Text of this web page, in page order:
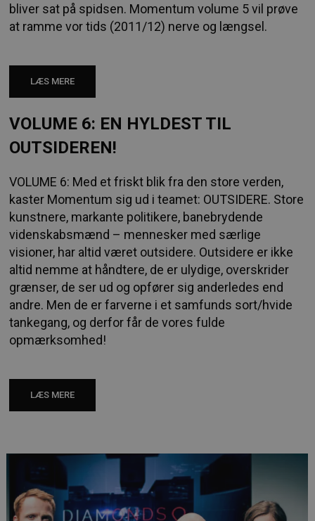
bliver sat på spidsen. Momentum volume 5 vil prøve
at ramme vor tids (2011/12) nerve og længsel.
LÆS MERE
VOLUME 6: EN HYLDEST TIL
OUTSIDEREN!
VOLUME 6: Med et friskt blik fra den store verden,
kaster Momentum sig ud i teamet: OUTSIDERE. Store
kunstnere, markante politikere, banebrydende
videnskabsmænd – mennesker med særlige
visioner, har altid været outsidere. Outsidere er ikke
altid nemme at håndtere, de er ulydige, overskrider
grænser, de ser ud og opfører sig anderledes end
andre. Men de er farverne i et samfunds sort/hvide
tankegang, og derfor får de vores fulde
opmærksomhed!
LÆS MERE